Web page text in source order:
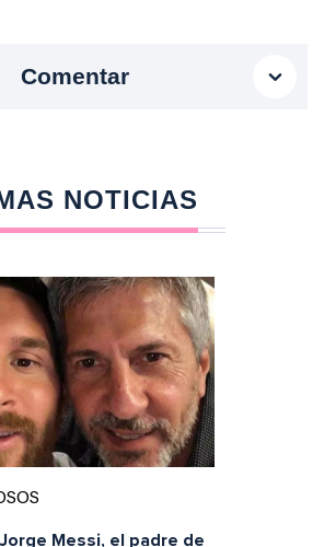
Comentar
NOTICIAS
Messi, el padre de